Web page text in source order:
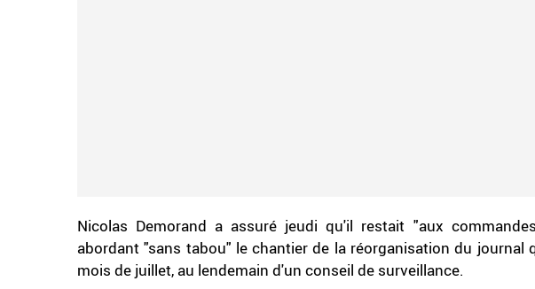
Nicolas Demorand a assuré jeudi qu'il restait "aux
abordant "sans tabou" le chantier de la réorganisation du journal
mois de juillet, au lendemain d'un conseil de surveillance.